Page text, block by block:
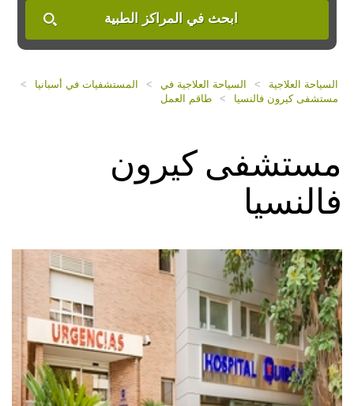
ابحث في المراكز الطبية
السياحة العلاجية > السياحة العلاجية في > المستشفيات في أسبانيا
>
مستشفى كيرون فالنسيا
> طاقم العمل
مستشفى كيرون
فالنسيا